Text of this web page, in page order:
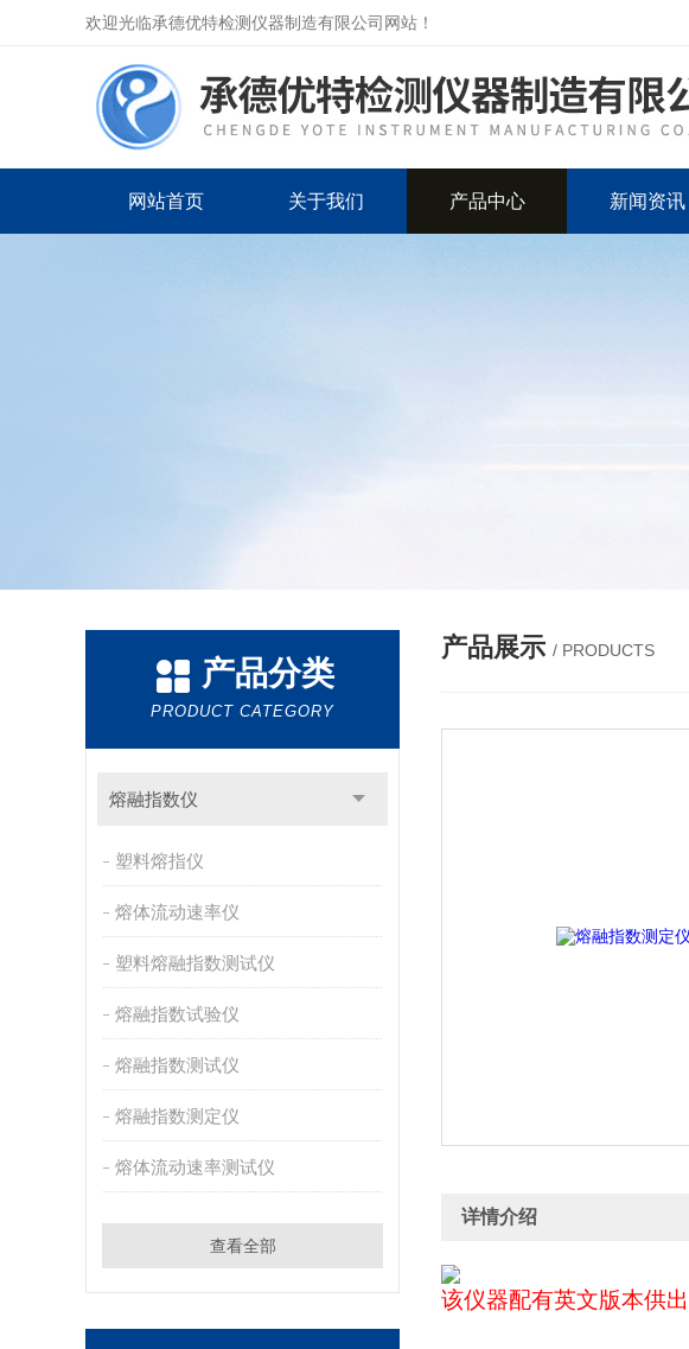
欢迎光临承德优特检测仪器制造有限公司网站！
网站首页 关于我们 产品中心 新闻资讯
产品分类
PRODUCT CATEGORY
熔融指数仪
塑料熔指仪
熔体流动速率仪
塑料熔融指数测试仪
熔融指数试验仪
熔融指数测试仪
熔融指数测定仪
熔体流动速率测试仪
查看全部
产品展示 / PRODUCTS
详情介绍
该仪器配有英文版本供